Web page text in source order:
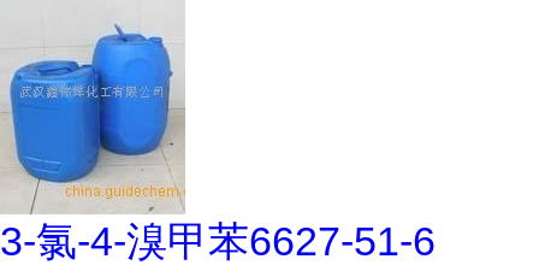
3-氯-4-溴甲苯6627-51-6